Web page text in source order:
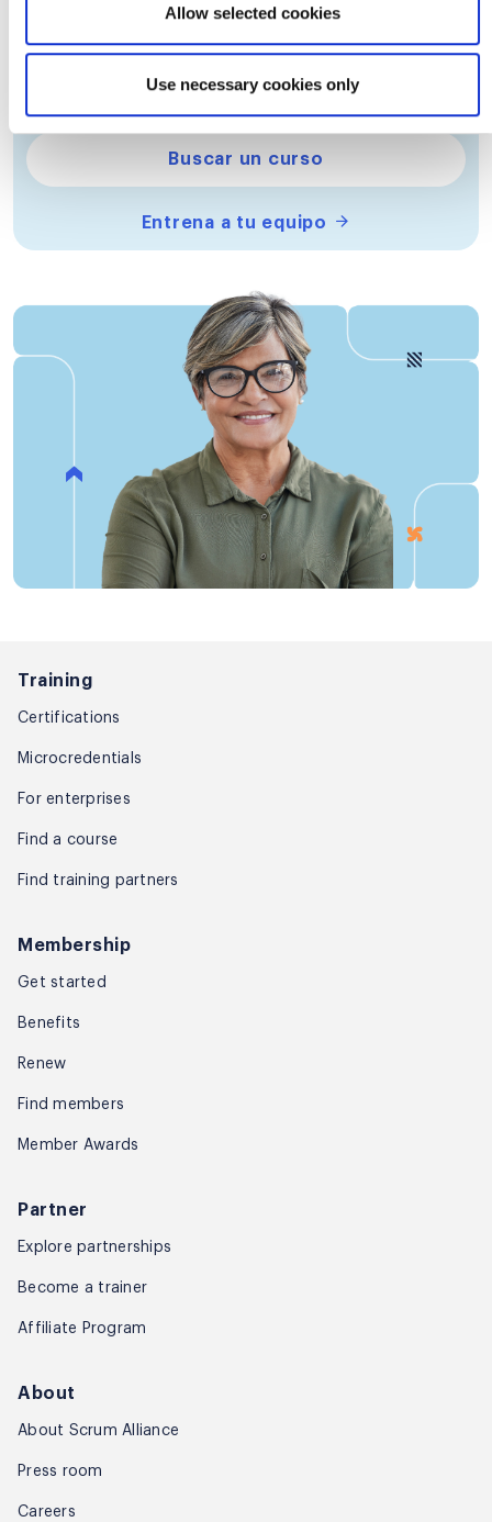
Allow selected cookies
Use necessary cookies only
Da la bienvenida a la IA en tu equipo ágil y transforma
Comprar curso a demanda
Buscar un curso
Entrena a tu equipo
Training
Certifications
Microcredentials
For enterprises
Find a course
Find training partners
Membership
Get started
Benefits
Renew
Find members
Member Awards
Partner
Explore partnerships
Become a trainer
Affiliate Program
About
About Scrum Alliance
Press room
Careers